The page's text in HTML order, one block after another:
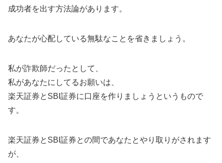
成功者を出す方法論があります。
あなたが心配している無駄なことを省きましょう。
私が詐欺師だったとして、
私があなたにしてるお願いは、
楽天証券とSBI証券に口座を作りましょうというもので
す。
楽天証券とSBI証券との間であなたとやり取りがされます
が、